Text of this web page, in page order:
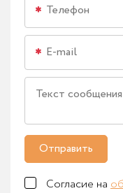
Отправить
Согласие на